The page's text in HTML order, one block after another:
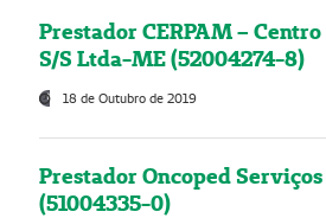
Prestador CERPAM –
S/S Ltda-ME (52004274-8)
18 de Outubro de 2019
Prestador Oncoped
(51004335-0)